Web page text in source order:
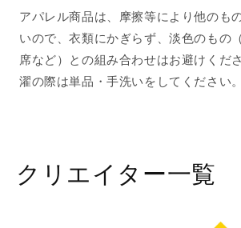
アパレル商品は、摩擦等により他のも
いので、衣類にかぎらず、淡色のもの
席など）との組み合わせはお避けくだ
濯の際は単品・手洗いをしてください。
クリエイター一覧